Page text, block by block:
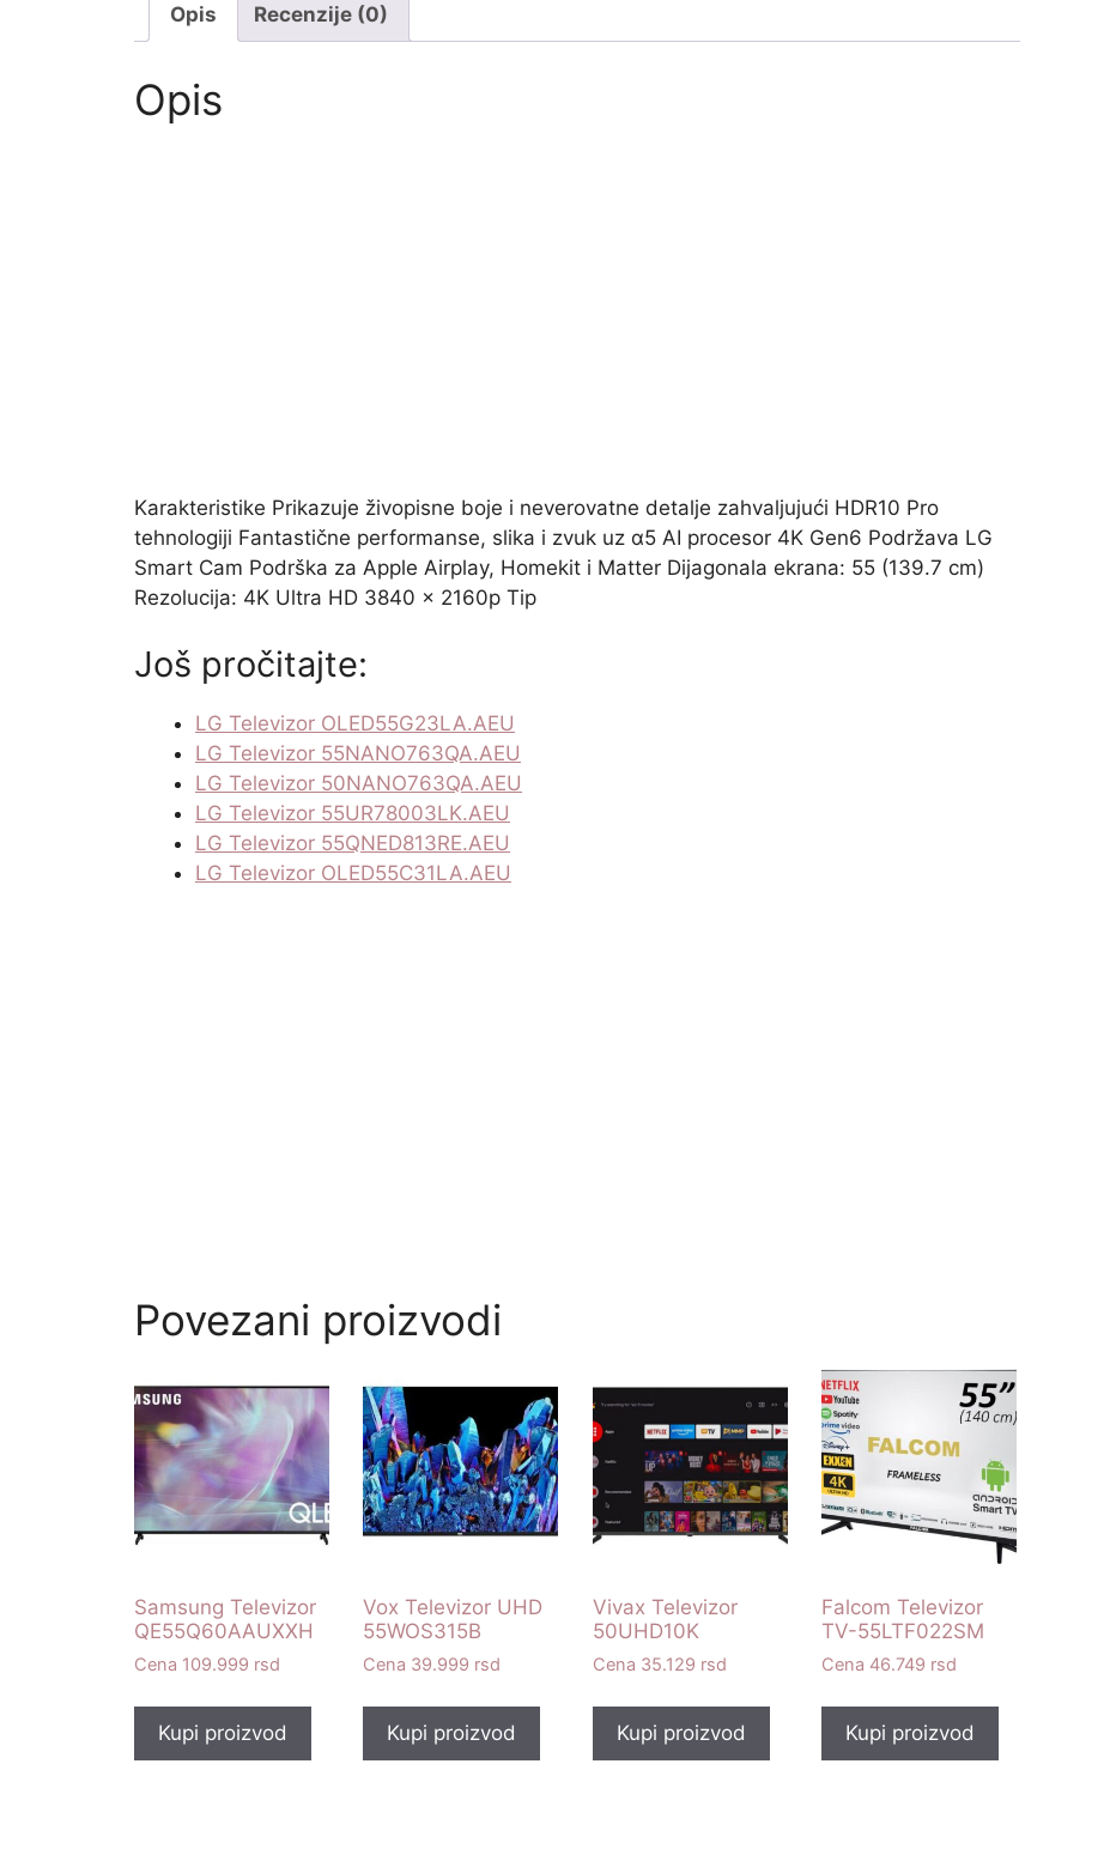
Opis Recenzije (0)
Opis
Karakteristike Prikazuje živopisne boje i neverovatne detalje zahvaljujući HDR10 Pro
tehnologiji Fantastične performanse, slika i zvuk uz α5 AI procesor 4K Gen6 Podržava LG
Smart Cam Podrška za Apple Airplay, Homekit i Matter Dijagonala ekrana: 55 (139.7 cm)
Rezolucija: 4K Ultra HD 3840 x 2160p Tip
Još pročitajte:
LG Televizor OLED55G23LA.AEU
LG Televizor 55NANO763QA.AEU
LG Televizor 50NANO763QA.AEU
LG Televizor 55UR78003LK.AEU
LG Televizor 55QNED813RE.AEU
LG Televizor OLED55C31LA.AEU
Povezani proizvodi
Samsung Televizor
QE55Q60AAUXXH
109.999 rsd
Kupi proizvod
Vox Televizor UHD
55WOS315B
39.999 rsd
Kupi proizvod
Vivax Televizor
50UHD10K
35.129 rsd
Kupi proizvod
Falcom Televizor
TV-55LTF022SM
46.749 rsd
Kupi proizvod